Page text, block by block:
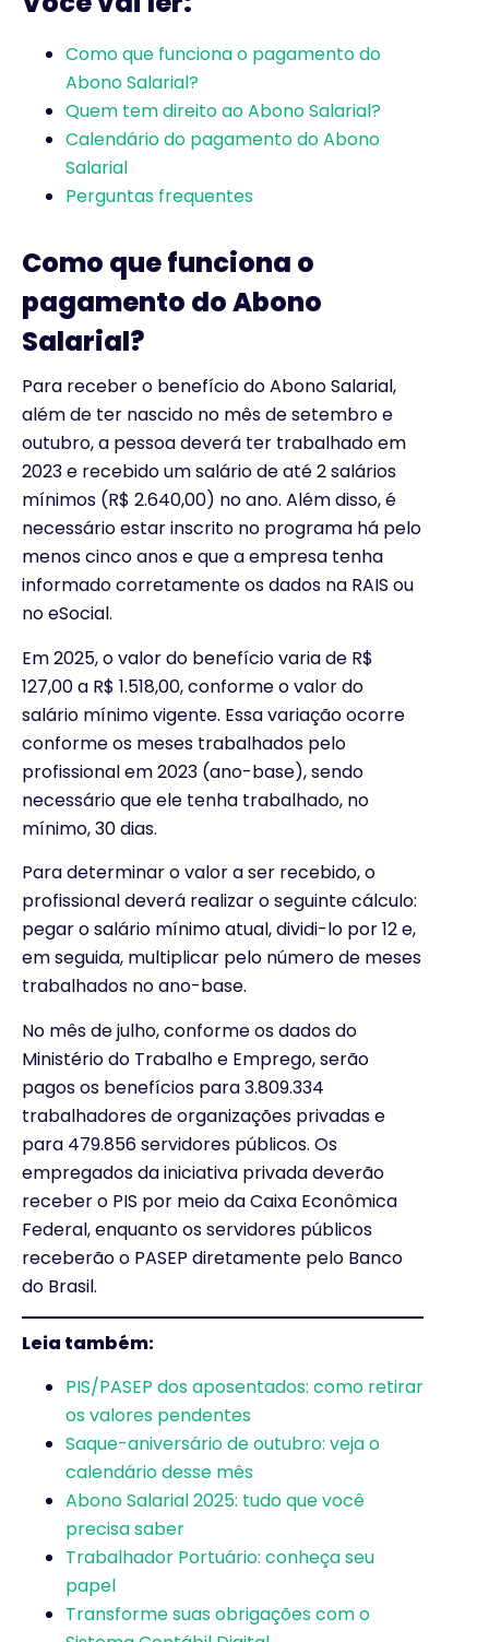
Como que funciona o pagamento do
Abono Salarial?
Quem tem direito ao Abono Salarial?
Calendário do pagamento do Abono
Salarial
Perguntas frequentes
Como que funciona o
pagamento do Abono
Salarial?
Para receber o benefício do Abono Salarial,
além de ter nascido no mês de setembro e
outubro, a pessoa deverá ter trabalhado em
2023 e recebido um salário de até 2 salários
mínimos (R$ 2.640,00) no ano. Além disso, é
necessário estar inscrito no programa há pelo
menos cinco anos e que a empresa tenha
informado corretamente os dados na RAIS ou
no eSocial.
Em 2025, o valor do benefício varia de R$
127,00 a R$ 1.518,00, conforme o valor do
salário mínimo vigente. Essa variação ocorre
conforme os meses trabalhados pelo
profissional em 2023 (ano-base), sendo
necessário que ele tenha trabalhado, no
mínimo, 30 dias.
Para determinar o valor a ser recebido, o
profissional deverá realizar o seguinte cálculo:
pegar o salário mínimo atual, dividi-lo por 12 e,
em seguida, multiplicar pelo número de meses
trabalhados no ano-base.
No mês de julho, conforme os dados do
Ministério do Trabalho e Emprego, serão
pagos os benefícios para 3.809.334
trabalhadores de organizações privadas e
para 479.856 servidores públicos. Os
empregados da iniciativa privada deverão
receber o PIS por meio da Caixa Econômica
Federal, enquanto os servidores públicos
receberão o PASEP diretamente pelo Banco
do Brasil.
Leia também:
PIS/PASEP dos aposentados: como retirar
os valores pendentes
Saque-aniversário de outubro: veja o
calendário desse mês
Abono Salarial 2025: tudo que você
precisa saber
Trabalhador Portuário: conheça seu
papel
Transforme suas obrigações com o